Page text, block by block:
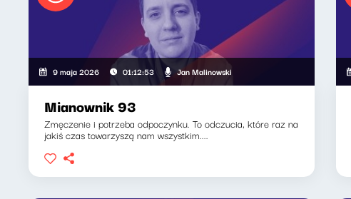
9 maja 2026 01:12:53 Jan Malinowski
Mianownik 93
Zmęczenie i potrzeba odpoczynku. To odczucia, które raz na
jakiś czas towarzyszą nam wszystkim....